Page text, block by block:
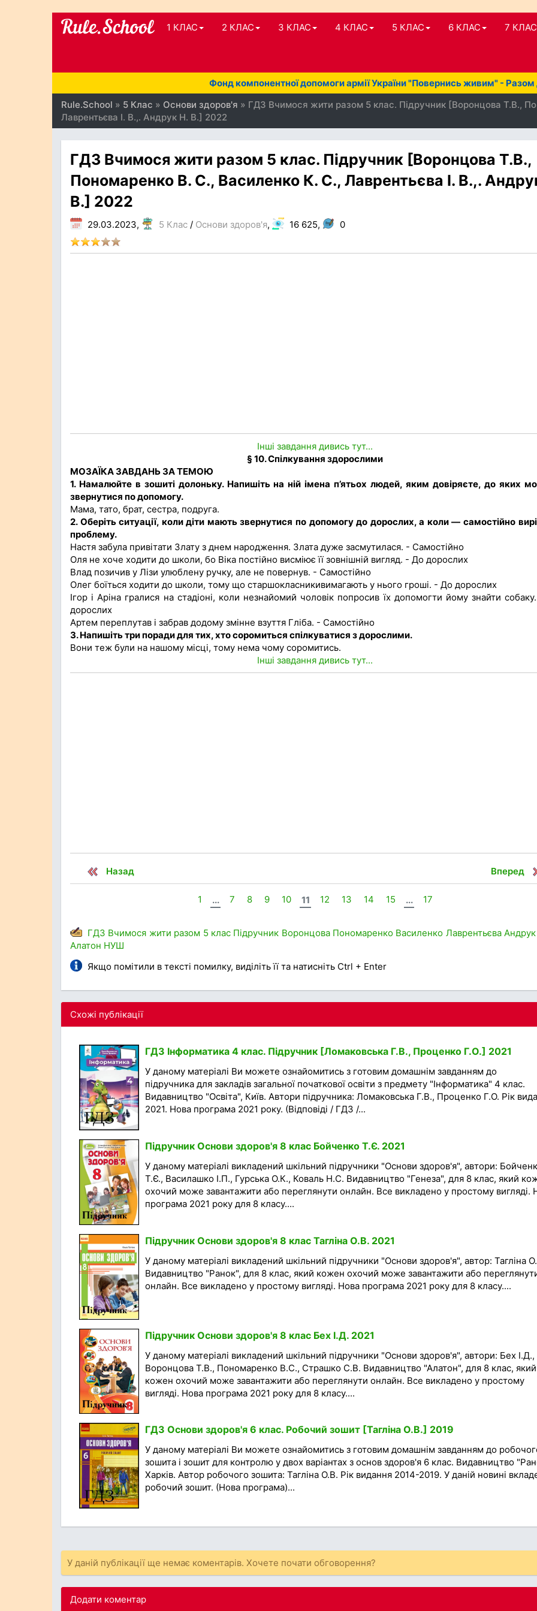
1 КЛАС 2 КЛАС 3 КЛАС 4 КЛАС 5 КЛАС 6 КЛАС 7 КЛАС
Фонд компонентної допомоги армії України "Повернись живим" -
Rule.School » 5 Клас » Основи здоров'я » ГДЗ Вчимося жити разом 5 клас. Підручник [Воронцова Т.В.,
Лаврентьєва І. В.,. Андрук Н. В.] 2022
ГДЗ Вчимося жити разом 5 клас. Підручник [Воронцова Т.В.,
Пономаренко В. С., Василенко К. С., Лаврентьєва І. В.,.
В.] 2022
29.03.2023, 5 Клас / Основи здоров'я, 16 625, 0
Інші завдання дивись тут...
§ 10. Спілкування здорослими
МОЗАЇКА ЗАВДАНЬ ЗА ТЕМОЮ
1. Намалюйте в зошиті долоньку. Напишіть на ній імена п’ятьох людей, яким довіряєте, до яких
звернутися по допомогу.
Мама, тато, брат, сестра, подруга.
2. Оберіть ситуації, коли діти мають звернутися по допомогу до дорослих, а коли — самостійно
проблему.
Настя забула привітати Злату з днем народження. Злата дуже засмутилася. - Самостійно
Оля не хоче ходити до школи, бо Віка постійно висміює її зовнішній вигляд. - До дорослих
Влад позичив у Лізи улюблену ручку, але не повернув. - Самостійно
Олег боїться ходити до школи, тому що старшокласникивимагають у нього гроші. - До дорослих
Ігор і Аріна гралися на стадіоні, коли незнайомий чоловік попросив їх допомогти йому знайти
дорослих
Артем переплутав і забрав додому змінне взуття Гліба. - Самостійно
3. Напишіть три поради для тих, хто соромиться спілкуватися з дорослими.
Вони теж були на нашому місці, тому нема чому соромитись.
Інші завдання дивись тут...
Назад Вперед
1 ... 7 8 9 10 11 12 13 14 15 ... 17
ГДЗ Вчимося жити разом 5 клас Підручник Воронцова Пономаренко Василенко Лаврентьєва Андрук
Алатон НУШ
Якщо помітили в тексті помилку, виділіть її та натисніть Ctrl + Enter
Схожі публікації
ГДЗ Інформатика 4 клас. Підручник [Ломаковська Г.В., Проценко Г.О.] 2021
У даному матеріалі Ви можете ознайомитись з готовим домашнім завданням до
підручника для закладів загальної початкової освіти з предмету "Інформатика" 4 клас.
Видавництво "Освіта", Київ. Автори підручника: Ломаковська Г.В., Проценко Г.О. Рік
2021. Нова програма 2021 року. (Відповіді / ГДЗ /...
Підручник Основи здоров'я 8 клас Бойченко Т.Є. 2021
У даному матеріалі викладений шкільний підручники "Основи здоров'я", автори:
Т.Є., Василашко І.П., Гурська О.К., Коваль Н.С. Видавництво "Генеза", для 8 клас, який
охочий може завантажити або переглянути онлайн. Все викладено у простому вигляді.
програма 2021 року для 8 класу....
Підручник Основи здоров'я 8 клас Тагліна О.В. 2021
У даному матеріалі викладений шкільний підручники "Основи здоров'я", автор: Тагліна
Видавництво "Ранок", для 8 клас, який кожен охочий може завантажити або
онлайн. Все викладено у простому вигляді. Нова програма 2021 року для 8 класу....
Підручник Основи здоров'я 8 клас Бех І.Д. 2021
У даному матеріалі викладений шкільний підручники "Основи здоров'я", автори: Бех І.Д.,
Воронцова Т.В., Пономаренко В.С., Страшко С.В. Видавництво "Алатон", для 8 клас, який
кожен охочий може завантажити або переглянути онлайн. Все викладено у простому
вигляді. Нова програма 2021 року для 8 класу....
ГДЗ Основи здоров'я 6 клас. Робочий зошит [Тагліна О.В.] 2019
У даному матеріалі Ви можете ознайомитись з готовим домашнім завданням до
зошита і зошит для контролю у двох варіантах з основ здоров'я 6 клас. Видавництво
Харків. Автор робочого зошита: Тагліна О.В. Рік видання 2014-2019. У даній новині
робочий зошит. (Нова програма)...
У даній публікації ще немає коментарів. Хочете почати обговорення?
Додати коментар